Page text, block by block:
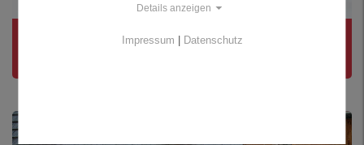
KULTURVERANSTALTUNGEN
Details anzeigen
Impressum Datenschutz